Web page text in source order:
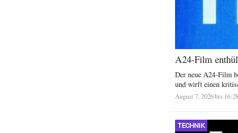
A24-Film
Der neue A24-Film
und wirft einen
August 7, 2026 bis
TECHNIK